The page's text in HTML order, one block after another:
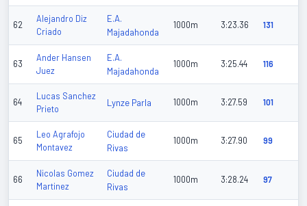
62
Alejandro Diz
Criado
E.A.
Majadahonda
1000m 3:23.36 131
63
Ander Hansen
Juez
E.A.
Majadahonda
1000m 3:25.44 116
64
Lucas Sanchez
Prieto
Lynze Parla 1000m 3:27.59 101
65
Leo Agrafojo
Montavez
Ciudad de
Rivas
1000m 3:27.90 99
66
Nicolas Gomez
Martinez
Ciudad de
Rivas
1000m 3:28.24 97